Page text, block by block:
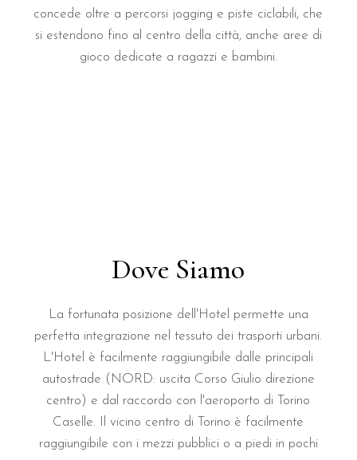
concede oltre a percorsi jogging e piste ciclabili, che
si estendono fino al centro della città, anche aree di
gioco dedicate a ragazzi e bambini.
Dove Siamo
La fortunata posizione dell'Hotel permette una
perfetta integrazione nel tessuto dei trasporti urbani.
L'Hotel è facilmente raggiungibile dalle principali
autostrade (NORD: uscita Corso Giulio direzione
centro) e dal raccordo con l'aeroporto di Torino
Caselle. Il vicino centro di Torino è facilmente
raggiungibile con i mezzi pubblici o a piedi in pochi